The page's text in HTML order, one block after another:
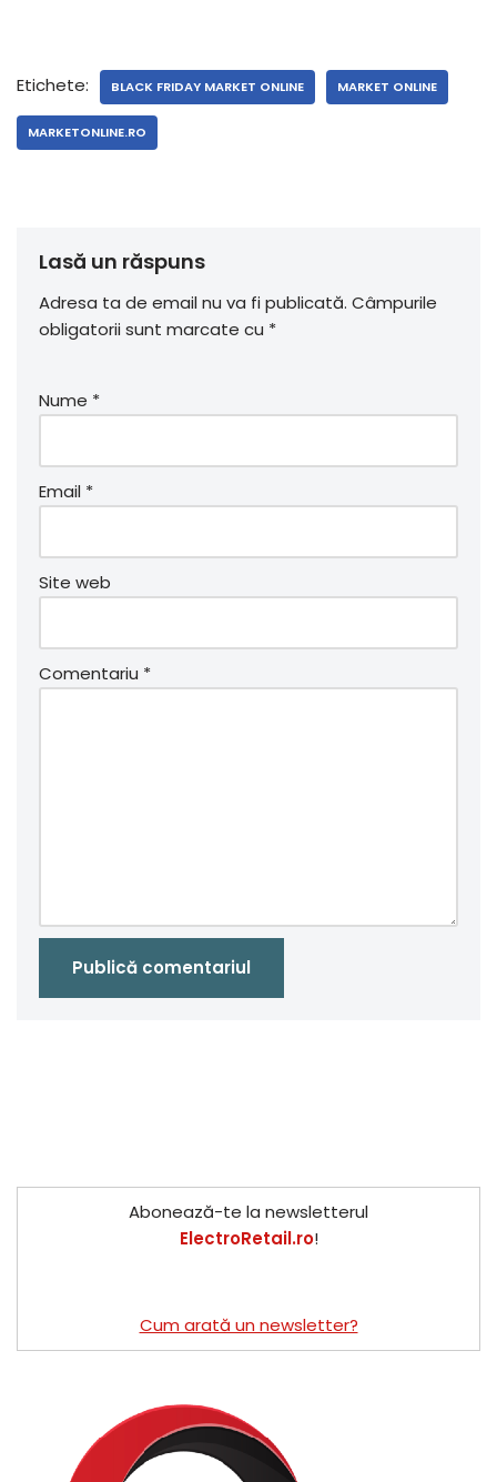
Etichete: BLACK FRIDAY MARKET ONLINE MARKET ONLINE
MARKETONLINE.RO
Lasă un răspuns
Adresa ta de email nu va fi publicată. Câmpurile
obligatorii sunt marcate cu *
Nume *
Email *
Site web
Comentariu *
Abonează-te la newsletterul
ElectroRetail.ro!
Cum arată un newsletter?